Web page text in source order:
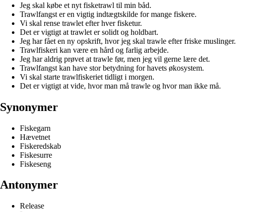
Jeg skal købe et nyt fisketrawl til min båd.
Trawlfangst er en vigtig indtægtskilde for mange fiskere.
Vi skal rense trawlet efter hver fisketur.
Det er vigtigt at trawlet er solidt og holdbart.
Jeg har fået en ny opskrift, hvor jeg skal trawle efter friske muslinger.
Trawlfiskeri kan være en hård og farlig arbejde.
Jeg har aldrig prøvet at trawle før, men jeg vil gerne lære det.
Trawlfangst kan have stor betydning for havets økosystem.
Vi skal starte trawlfiskeriet tidligt i morgen.
Det er vigtigt at vide, hvor man må trawle og hvor man ikke må.
Synonymer
Fiskegarn
Hævetnet
Fiskeredskab
Fiskesurre
Fiskeseng
Antonymer
Release